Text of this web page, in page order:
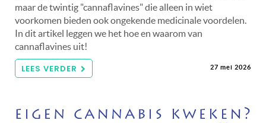
maar de twintig "cannaflavines" die alleen in wiet
voorkomen bieden ook ongekende medicinale voordelen.
In dit artikel leggen we het hoe en waarom van
cannaflavines uit!
LEES VERDER 27 mei 2026